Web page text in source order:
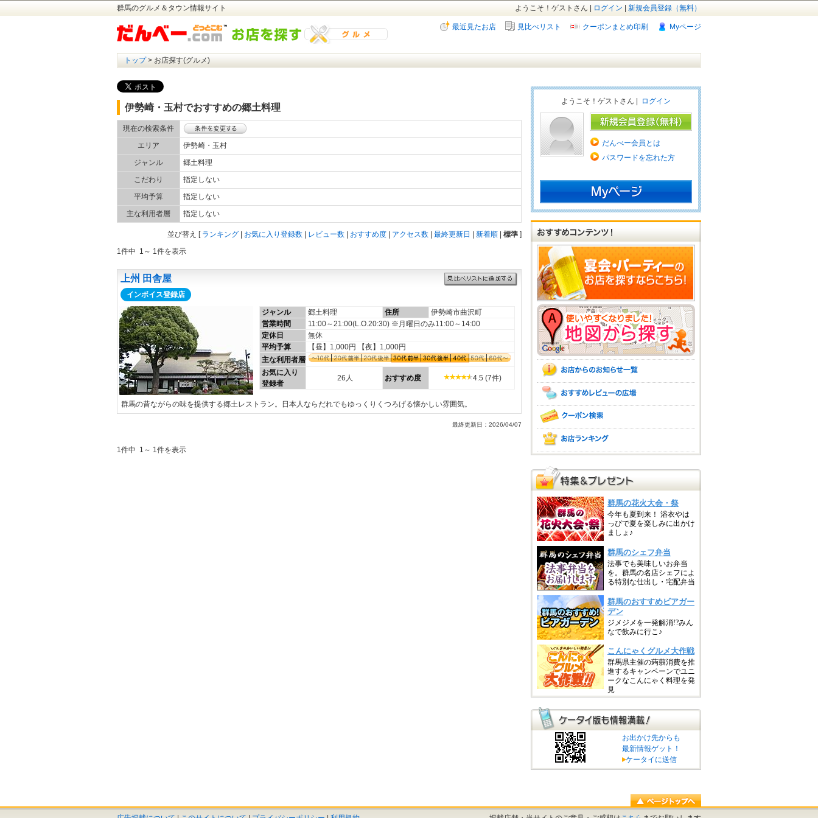
群馬のグルメ＆タウン情報サイト 新規会員登録（無料）
ログイン
ようこそ！ゲストさん |
Myページ
クーポンまとめ印刷
見比べリスト
最近見たお店
トップ> お店探す(グルメ)
伊勢崎・玉村でおすすめの郷土料理
現在の検索条件
エリア
伊勢崎・玉村
ジャンル
郷土料理
こだわり
指定しない
平均予算
指定しない
主な利用者層
指定しない
]
標準
新着順
最終更新日
アクセス数
おすすめ度
レビュー数
お気に入り登録数
ランキング
[
並び替え
1件中 1～ 1件を表示
上州 田舎屋
インボイス登録店
ジャンル 郷土料理 住所
伊勢崎市曲沢町
営業時間
11:00～21:00(L.O.20:30) ※月曜日のみ11:00～14:00
定休日
無休
平均予算
【昼】1,000円 【夜】1,000円
主な利用者層
お気に入り
登録者
26人 おすすめ度 4.5 (7件)
群馬の昔ながらの味を提供する郷土レストラン。日本人ならだれでもゆっくりくつろげる懐かしい雰囲気。
最終更新日：2026/04/07
1件中 1～ 1件を表示
ようこそ！ゲストさん | ログイン
だんべー会員とは
パスワードを忘れた方
お出かけ先からも
最新情報ゲット！
ケータイに送信